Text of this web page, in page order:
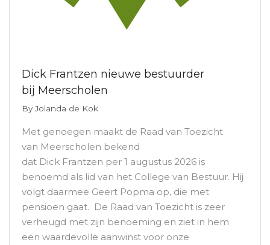
Dick Frantzen nieuwe bestuurder
bij Meerscholen
By Jolanda de Kok
Met genoegen maakt de Raad van Toezicht
van Meerscholen bekend
dat Dick Frantzen per 1 augustus 2026 is
benoemd als lid van het College van Bestuur. Hij
volgt daarmee Geert Popma op, die met
pensioen gaat. De Raad van Toezicht is zeer
verheugd met zijn benoeming en ziet in hem
een waardevolle aanwinst voor onze